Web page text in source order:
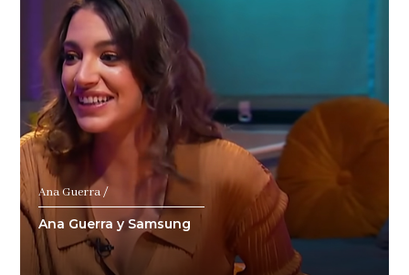
Ana Guerra /
Ana Guerra y Samsung